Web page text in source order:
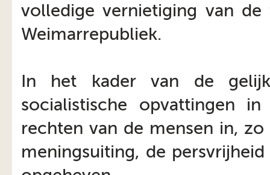
volledige vernietiging van
Weimarrepubliek.
In het kader van de
socialistische opvattingen
rechten van de mensen in,
meningsuiting, de